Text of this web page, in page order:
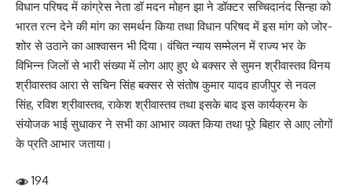
विधान परिषद में कांग्रेस नेता डॉ मदन मोहन झा ने डॉक्टर सच्चिदानंद सिन्हा को
भारत रत्न देने की मांग का समर्थन किया तथा विधान परिषद में इस मांग को जोर-
शोर से उठाने का आश्वासन भी दिया। वंचित न्याय सम्मेलन में राज्य भर के
विभिन्न जिलों से भारी संख्या में लोग आए हुए थे बक्सर से सुमन श्रीवास्तव विनय
श्रीवास्तव आरा से सचिन सिंह बक्सर से संतोष कुमार यादव हाजीपुर से नवल
सिंह, रविश श्रीवास्तव, राकेश श्रीवास्तव तथा इसके बाद इस कार्यक्रम के
संयोजक भाई सुधाकर ने सभी का आभार व्यक्त किया तथा पूरे बिहार से आए लोगों
के प्रति आभार जताया।
194